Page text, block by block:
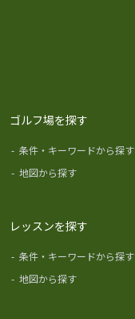
ゴルフ場を探す
- 条件・キーワードから探す
- 地図から探す
レッスンを探す
- 条件・キーワードから探す
- 地図から探す